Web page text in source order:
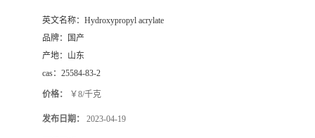
英文名称： Hydroxypropyl acrylate
品牌：
国产
产地： 山东
cas： 25584-83-2
价格： ￥8/千克
发布日期： 2023-04-19